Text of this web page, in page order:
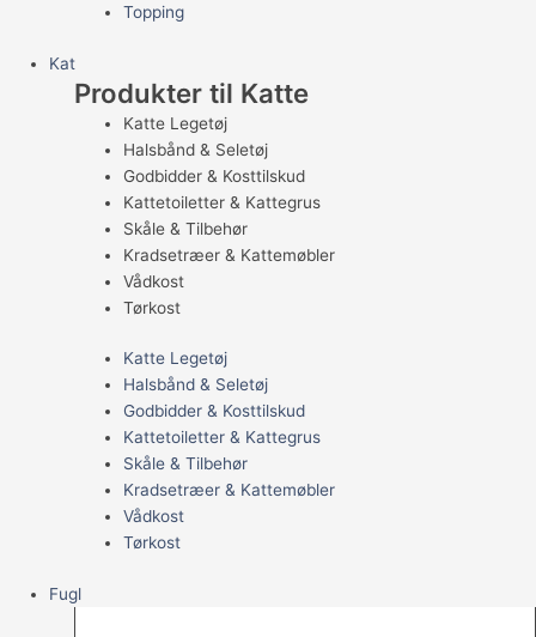
Topping
Kat
Produkter til Katte
Katte Legetøj
Halsbånd & Seletøj
Godbidder & Kosttilskud
Kattetoiletter & Kattegrus
Skåle & Tilbehør
Kradsetræer & Kattemøbler
Vådkost
Tørkost
Katte Legetøj
Halsbånd & Seletøj
Godbidder & Kosttilskud
Kattetoiletter & Kattegrus
Skåle & Tilbehør
Kradsetræer & Kattemøbler
Vådkost
Tørkost
Fugl